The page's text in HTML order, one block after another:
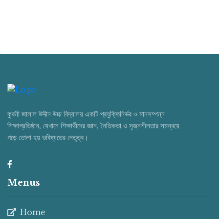
কুরনী জালাল উদ্দীন উচ্চ বিদ্যালয় একটি প্রযুক্তিনির্ভর ও মানসম্পন্ন
শিক্ষাপ্রতিষ্ঠান, যেখানে শিক্ষার্থীদের জ্ঞান, নৈতিকতা ও সৃজনশীলতার সমন্বয়ে
গড়ে তোলা হয় ভবিষ্যতের নেতৃত্ব।
Menus
Home